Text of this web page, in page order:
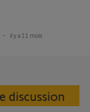
il y a 11 mois
discussion